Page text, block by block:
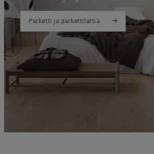
Parketti ja parkettilattia